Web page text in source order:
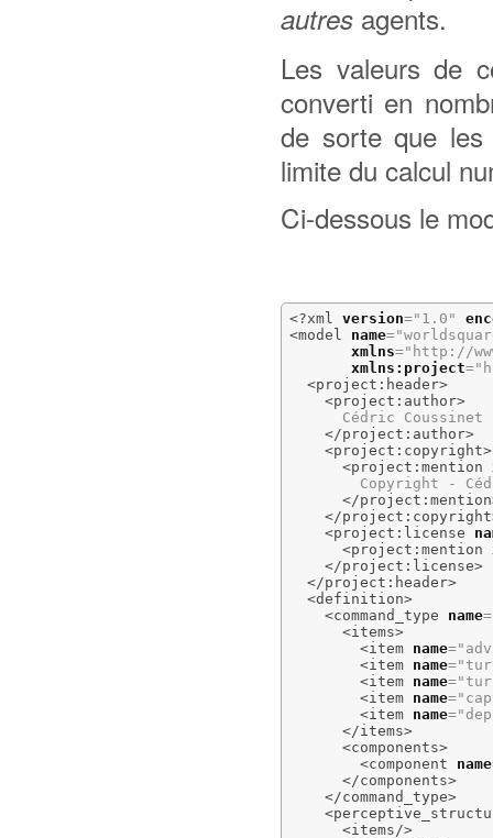
autres agents.
Les valeurs de
converti en
de sorte que les
limite du calcul
Ci-dessous le
<?xml version="1.0"
<model
name=
xmlns="http://
xmlns:project=
<project:header>
<project:author>
      Cédric Coussinet
</project:author>
<project:copyright>
<project:mention
Copyright -
</project:mention
</project:copyright
<project:license
<project:mention
</project:license>
</project:header>
<definition>
<command_type
name=
<items>
<item
name=
<item
name=
<item
name=
<item
name=
<item
name=
</items>
<components>
<component
name
</components>
</command_type>
<items/>